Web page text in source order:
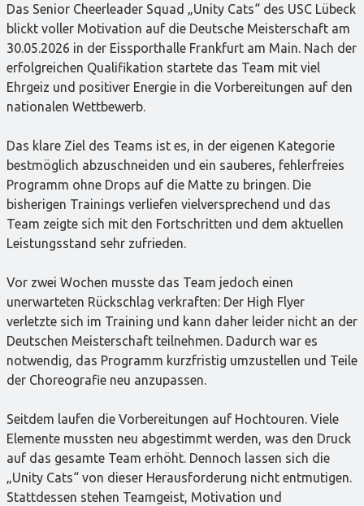
Das Senior Cheerleader Squad „Unity Cats“ des USC Lübeck
blickt voller Motivation auf die Deutsche Meisterschaft am
30.05.2026 in der Eissporthalle Frankfurt am Main. Nach der
erfolgreichen Qualifikation startete das Team mit viel
Ehrgeiz und positiver Energie in die Vorbereitungen auf den
nationalen Wettbewerb.
Das klare Ziel des Teams ist es, in der eigenen Kategorie
bestmöglich abzuschneiden und ein sauberes, fehlerfreies
Programm ohne Drops auf die Matte zu bringen. Die
bisherigen Trainings verliefen vielversprechend und das
Team zeigte sich mit den Fortschritten und dem aktuellen
Leistungsstand sehr zufrieden.
Vor zwei Wochen musste das Team jedoch einen
unerwarteten Rückschlag verkraften: Der High Flyer
verletzte sich im Training und kann daher leider nicht an der
Deutschen Meisterschaft teilnehmen. Dadurch war es
notwendig, das Programm kurzfristig umzustellen und Teile
der Choreografie neu anzupassen.
Seitdem laufen die Vorbereitungen auf Hochtouren. Viele
Elemente mussten neu abgestimmt werden, was den Druck
auf das gesamte Team erhöht. Dennoch lassen sich die
„Unity Cats“ von dieser Herausforderung nicht entmutigen.
Stattdessen stehen Teamgeist, Motivation und